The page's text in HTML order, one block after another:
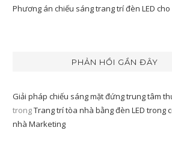
Phương án chiếu sáng trang trí đèn LED
PHẢN HỒI GẦN ĐÂY
Giải pháp chiếu sáng mặt đứng trung tâm
trongTrang trí tòa nhà bằng đèn LED trong
nhà Marketing